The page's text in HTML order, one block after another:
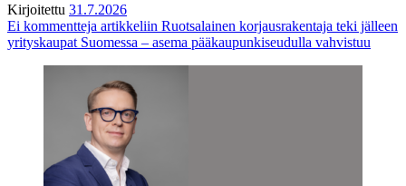
Kirjoitettu 31.7.2026
Ei kommentteja artikkeliin Ruotsalainen korjausrakentaja teki jälleen
yrityskaupat Suomessa – asema pääkaupunkiseudulla vahvistuu